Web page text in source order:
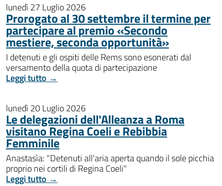
lunedì 27 Luglio 2026
Prorogato al 30 settembre il termine per
partecipare al premio «Secondo
mestiere, seconda opportunità»
I detenuti e gli ospiti delle Rems sono esonerati dal
versamento della quota di partecipazione
Leggi tutto →
lunedì 20 Luglio 2026
Le delegazioni dell'Alleanza a Roma
visitano Regina Coeli e Rebibbia
Femminile
Anastasìa: "Detenuti all'aria aperta quando il sole picchia
proprio nei cortili di Regina Coeli"
Leggi tutto →